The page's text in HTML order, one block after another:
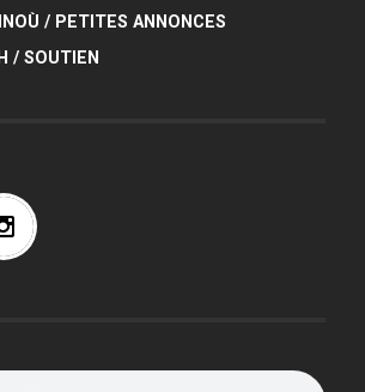
/ PETITES ANNONCES
/ SOUTIEN